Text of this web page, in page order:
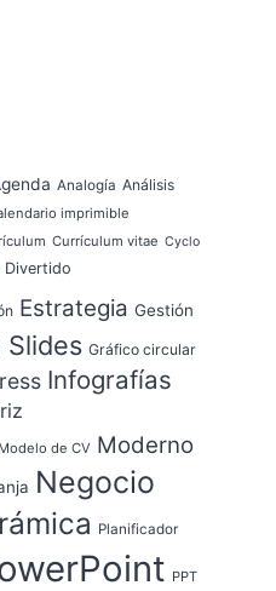
Analogía Análisis
imprimible
Currículum vitae Cyclo
Divertido
Estrategia Gestión
Slides Gráfico circular
Infografías
Modelo de CV Moderno
Negocio
Planificador
PPT